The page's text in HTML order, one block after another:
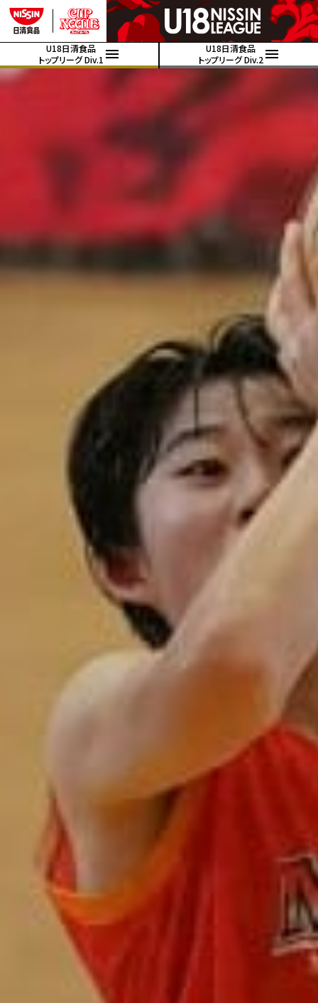
U18日清食品
トップリーグ Div.1
U18日清食品
トップリーグ Div.2